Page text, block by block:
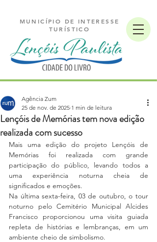
MUNICÍPIO DE INTERESSE
TURÍSTICO
Lençóis de Memórias tem nova edição
realizada com sucesso
Agência Zum
25 de nov. de 2025 1 min de leitura
Mais uma edição do projeto Lençóis de
Memórias foi realizada com grande
participação do público, levando todos a
uma experiência noturna cheia de
significados e emoções.
Na última sexta-feira, 03 de outubro, o tour
noturno pelo Cemitério Municipal Alcides
Francisco proporcionou uma visita guiada
repleta de histórias e lembranças, em um
ambiente cheio de simbolismo.